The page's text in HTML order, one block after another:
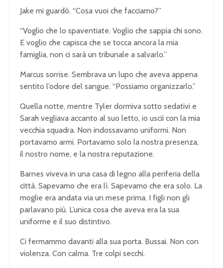
Jake mi guardò. “Cosa vuoi che facciamo?”
“Voglio che lo spaventiate. Voglio che sappia chi sono.
E voglio che capisca che se tocca ancora la mia
famiglia, non ci sarà un tribunale a salvarlo.”
Marcus sorrise. Sembrava un lupo che aveva appena
sentito l’odore del sangue. “Possiamo organizzarlo.”
Quella notte, mentre Tyler dormiva sotto sedativi e
Sarah vegliava accanto al suo letto, io uscii con la mia
vecchia squadra. Non indossavamo uniformi. Non
portavamo armi. Portavamo solo la nostra presenza,
il nostro nome, e la nostra reputazione.
Barnes viveva in una casa di legno alla periferia della
città. Sapevamo che era lì. Sapevamo che era solo. La
moglie era andata via un mese prima. I figli non gli
parlavano più. L’unica cosa che aveva era la sua
uniforme e il suo distintivo.
Ci fermammo davanti alla sua porta. Bussai. Non con
violenza. Con calma. Tre colpi secchi.